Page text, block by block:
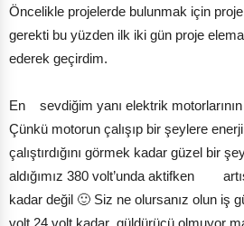
Öncelikle projelerde bulunmak için
gerekti bu yüzden ilk iki gün proje
ederek geçirdim.
En sevdiğim yanı elektrik
Çünkü motorun çalışıp bir şeylere
çalıştırdığını görmek kadar güzel bir
aldığımız 380 volt’unda aktifken
kadar değil 🙂 Siz ne olursanız olun iş
volt 24 volt kadar güldürücü olmuyor